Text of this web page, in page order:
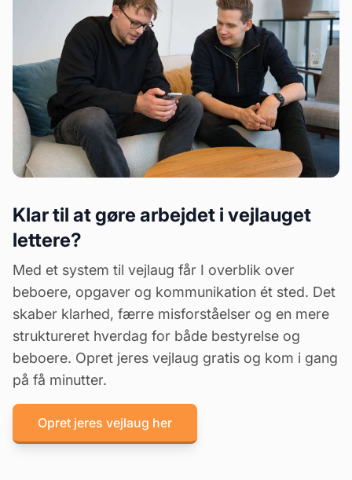
Klar til at gøre arbejdet i vejlauget
lettere?
Med et system til vejlaug får I overblik over
beboere, opgaver og kommunikation ét sted. Det
skaber klarhed, færre misforståelser og en mere
struktureret hverdag for både bestyrelse og
beboere. Opret jeres vejlaug gratis og kom i gang
på få minutter.
Opret jeres vejlaug her